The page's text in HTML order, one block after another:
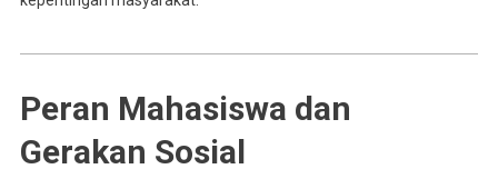
Peran Mahasiswa dan
Gerakan Sosial